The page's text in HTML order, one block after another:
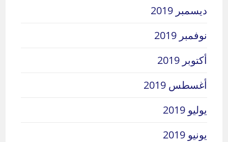
ديسمبر 2019
نوفمبر 2019
أكتوبر 2019
أغسطس 2019
يوليو 2019
يونيو 2019